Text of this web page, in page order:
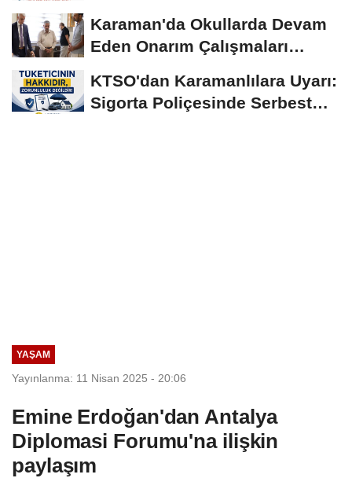
Karaman'da Okullarda Devam
Eden Onarım Çalışmaları
KTSO'dan Karamanlılara Uyarı:
Sigorta Poliçesinde Serbest
YAŞAM
Yayınlanma: 11 Nisan 2025 - 20:06
Emine Erdoğan'dan Antalya
Diplomasi Forumu'na ilişkin
paylaşım